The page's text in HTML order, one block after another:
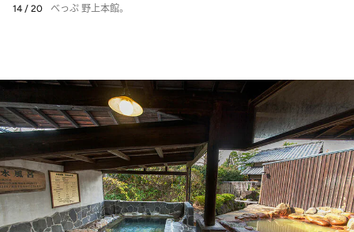
14 / 20 べっぷ 野上本館。